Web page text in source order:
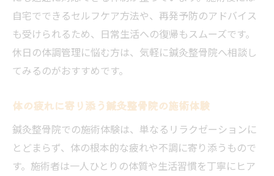
自宅でできるセルフケア方法や、再発予防のアドバイス
も受けられるため、日常生活への復帰もスムーズです。
休日の体調管理に悩む方は、気軽に鍼灸整骨院へ相談し
てみるのがおすすめです。
体の疲れに寄り添う鍼灸整骨院の施術体験
鍼灸整骨院での施術体験は、単なるリラクゼーションに
とどまらず、体の根本的な疲れや不調に寄り添うもので
す。施術者は一人ひとりの体質や生活習慣を丁寧にヒア